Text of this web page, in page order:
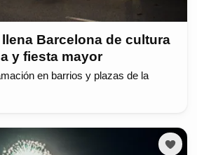
llena Barcelona de cultura
y fiesta mayor
en barrios y plazas de la